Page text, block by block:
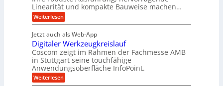
e
t
r
i
e
b
e
f
ü
u
f
t
g
s
e
i
o
n
K
I
w
i
c
h
t
i
g
e
n
g
e
n
e
t
r
i
e
b
e
Linearität und kompakte Bauweise machen…
Weiterlesen:
P
ä
z
i
s
i
o
n
Jetzt auch als Web-App
Digitaler Werkzeugkreislauf
Coscom zeigt im Rahmen der Fachmesse AMB
in Stuttgart seine touchfähige
Anwendungsoberfläche InfoPoint.
Weiterlesen:
D